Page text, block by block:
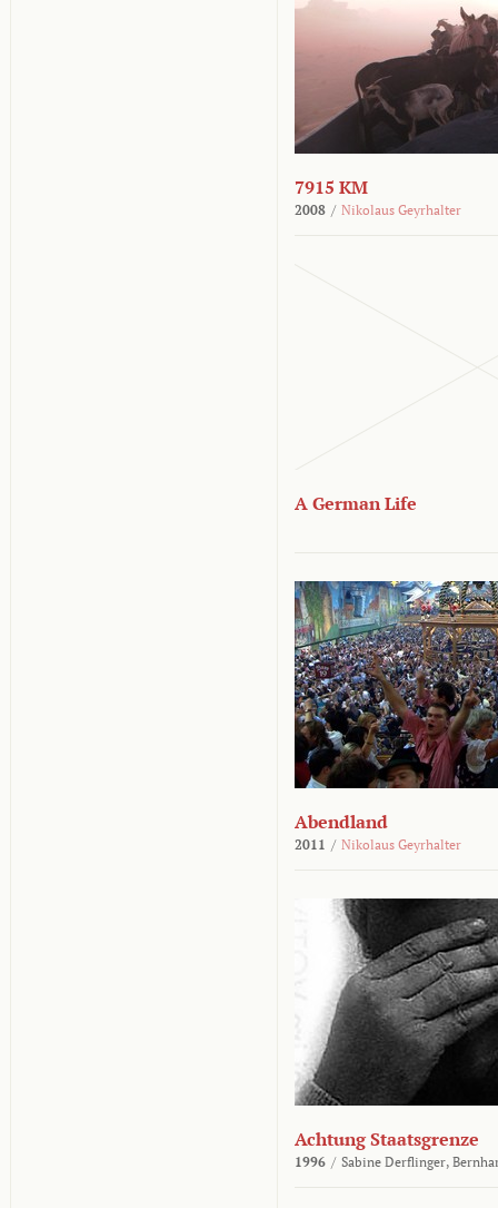
7915 KM
2008 / Nikolaus Geyrhalter
A German Life
Abendland
2011 / Nikolaus Geyrhalter
Achtung Staatsgrenze
1996 / Sabine Derflinger,